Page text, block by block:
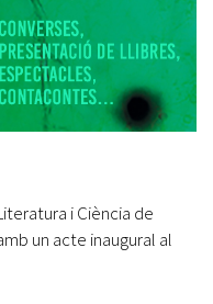
i Ciència de
un acte inaugural al